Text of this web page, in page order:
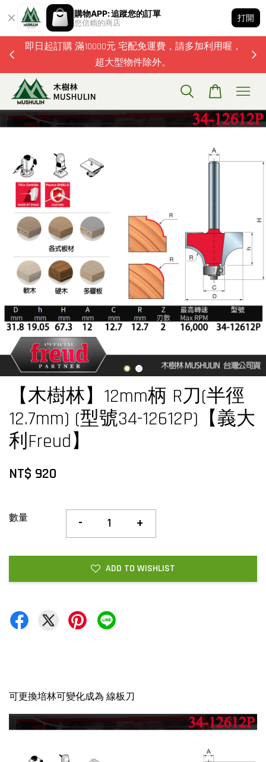
購物APP: 追蹤您的訂單
您信賴的商店
打開
即日起訂購 滿10000元 宅配免運費，請多加利用喔，
超大型物件除外。
【木樹林】12mm柄 R刀(半徑
12.7mm) (型號34-12612P)【義大
利Freud】
NT$ 920
數量 - +
ADD TO WISHLIST
可更換培林可變化成為 線板刀